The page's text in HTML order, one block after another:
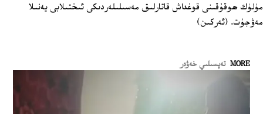
مۈلۈك ھوقۇقىنى قوغداش قاتارلىق مەسىلىلەردىكى ئىختىلابى يەنىلا
مەۋجۇت. (ئەركىن)
MORE تەپسىلىي خەۋەر